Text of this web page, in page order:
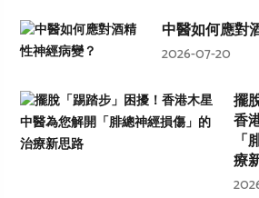
中醫如何應對
2026-07-20
擺
香
療